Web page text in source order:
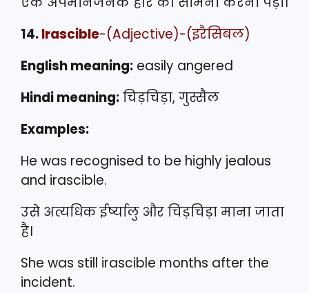
14.Irascible-(Adjective)-(इरैसिबल)
English meaning: easily angered
Hindi meaning:चिड़चिड़ा, गुस्सैल
Examples:
He was recognised to be highly jealous
and irascible.
उसे अत्यधिक ईर्ष्यालु और चिड़चिड़ा माना जाता
है।
She was still irascible months after the
incident.